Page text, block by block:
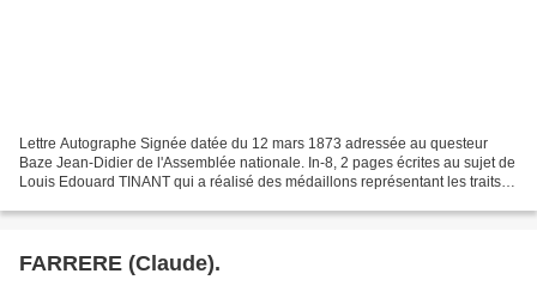
Lettre Autographe Signée datée du 12 mars 1873 adressée au questeur
Baze Jean-Didier de l'Assemblée nationale. In-8, 2 pages écrites au sujet de
Louis Edouard TINANT qui a réalisé des médaillons représentant les traits
FARRERE (Claude).